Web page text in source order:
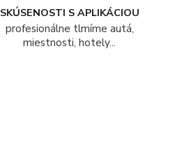
SKÚSENOSTI S APLIKÁCIOU
profesionálne tlmíme autá,
miestnosti, hotely...